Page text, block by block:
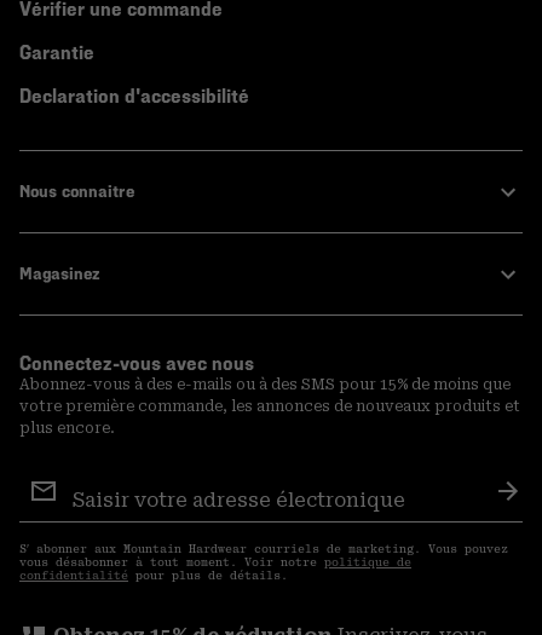
Vérifier une commande
Garantie
Declaration d'accessibilité
Nous connaitre
Magasinez
Connectez-vous avec nous
Abonnez-vous à des e-mails ou à des SMS pour 15% de moins que
votre première commande, les annonces de nouveaux produits et
plus encore.
aux
courriels
S′ abonner aux Mountain Hardwear courriels de marketing. Vous pouvez
vous désabonner à tout moment. Voir notre politique de
confidentialité pour plus de détails.